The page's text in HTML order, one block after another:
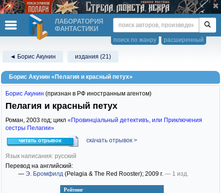
ЛАБОРАТОРИЯ
ФАНТАСТИКИ
расширенный
поиск по жанру
◄ Борис Акунин издания (21)
Борис Акунин «Пелагия и красный петух»
Рейтинг
Борис Акунин (признан в РФ иностранным агентом)
Пелагия и красный петух
Роман, 2003 год; цикл «Провинцiальный детективъ, или Приключения
сестры Пелагии»
читать отрывок скачать отрывок >
Язык написания: русский
Перевод на английский:
— Э. Бромфилд (Pelagia & The Red Rooster); 2009 г. — 1 изд.